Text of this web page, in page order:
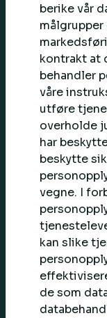
berike vår
kontrakt at
behandler
våre
utføre
overholde
har
beskytte
vegne. I
kan slike
de som